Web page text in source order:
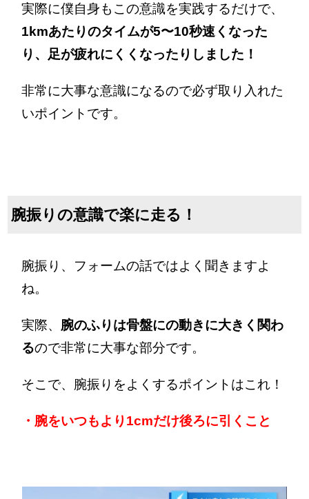
実際に僕自身もこの意識を実践するだけで、
1kmあたりのタイムが5〜10秒速くなった
り、足が疲れにくくなったりしました！
非常に大事な意識になるので必ず取り入れた
いポイントです。
腕振りの意識で楽に走る！
腕振り、フォームの話ではよく聞きますよ
ね。
実際、 腕のふりは骨盤にの動きに大きく関わ
るので非常に大事な部分です。
そこで、腕振りをよくするポイントはこれ！
・腕をいつもより1cmだけ後ろに引くこと